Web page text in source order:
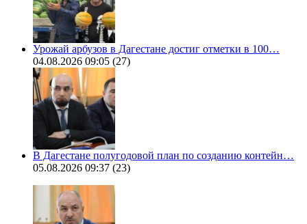
Урожай арбузов в Дагестане достиг отметки в 100…
04.08.2026 09:05 (27)
В Дагестане полугодовой план по созданию контейн…
05.08.2026 09:37 (23)